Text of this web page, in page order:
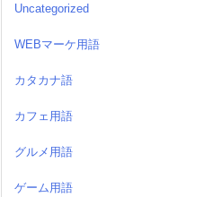
Uncategorized
WEBマーケ用語
カタカナ語
カフェ用語
グルメ用語
ゲーム用語